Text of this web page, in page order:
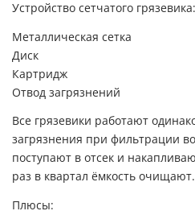
Устройство сетчатого грязевика:
Металлическая сетка
Диск
Картридж
Отвод загрязнений
Все грязевики работают
загрязнения при фильтрации
поступают в отсек и
раз в квартал ёмкость очищают.
Плюсы: